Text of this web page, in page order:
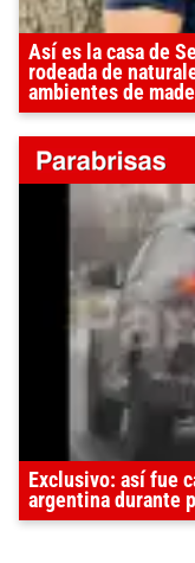
Así es la casa de
rodeada de
ambientes de
Exclusivo: así fue
argentina durante